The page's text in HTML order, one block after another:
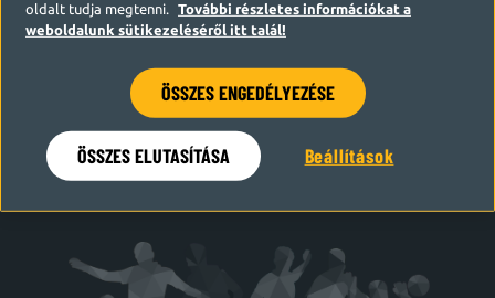
Hamarosan visszatérünk
oldalt tudja megtenni.
További részletes információkat a
weboldalunk sütikezeléséről itt talál!
ÖSSZES ENGEDÉLYEZÉSE
ÖSSZES ELUTASÍTÁSA Beállítások